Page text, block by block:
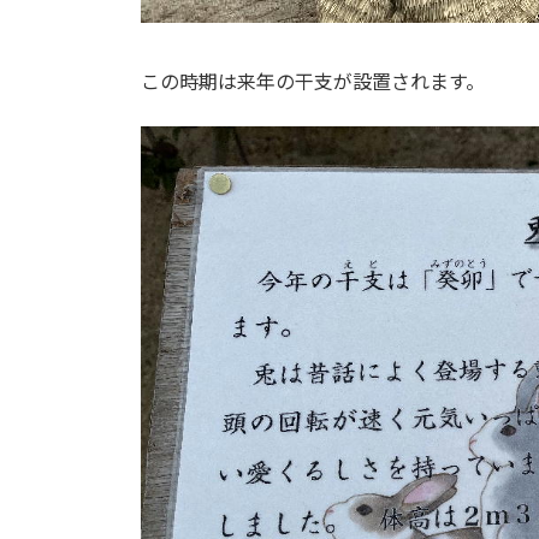
この時期は来年の干支が設置されます。